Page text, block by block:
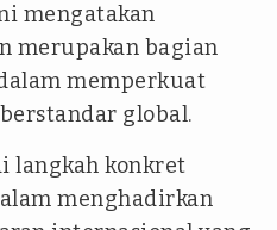
mengatakan
merupakan bagian
memperkuat
global.
langkah konkret
menghadirkan